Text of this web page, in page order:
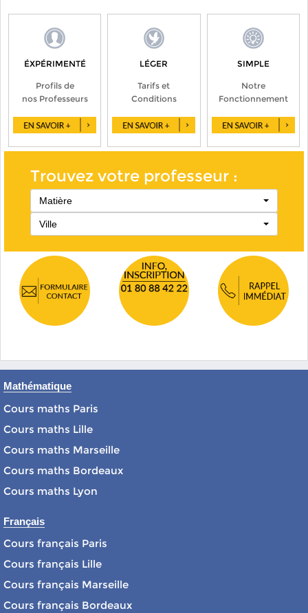
ÉXPÉRIMENTÉ
Profils de
nos Professeurs
LÉGER
Tarifs et
Conditions
SIMPLE
Notre
Fonctionnement
Trouvez votre professeur :
Matière
Ville
Mathématique
Cours maths Paris
Cours maths Lille
Cours maths Marseille
Cours maths Bordeaux
Cours maths Lyon
Français
Cours français Paris
Cours français Lille
Cours français Marseille
Cours français Bordeaux